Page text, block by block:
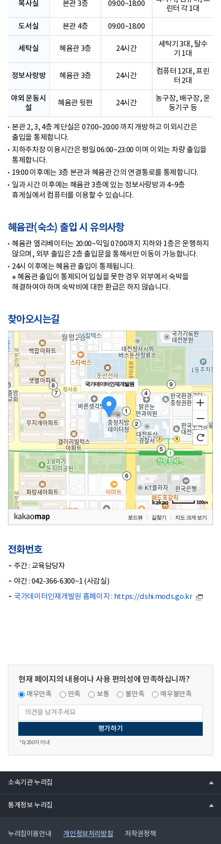
복사실 본관 3층 09:00~18:00
린터 각 1대
도서실 본관 4층 09:00~18:00
세탁실 혜윰관 3층 24시간
세탁기 3대, 탈수
기 1대
정보사랑방 혜윰관 3층 24시간
컴퓨터 12대, 프린
터 2대
야외 운동시
설
혜윰관 뒷편 24시간
농구장, 배구장, 운
동기구 등
본관 2, 3, 4층 계단실은 07:00~20:00 까지 개방하고 이외시간은
출입을 통제합니다.
지하주차장 이용시간은 평일 06:00~23:00 이며 이외는 차량 출입을
통제합니다.
19:00 이후에는 3층 본관과 혜윰관 간의 연결통로를 통제합니다.
일과 시간 이후에는 혜윰관 3층에 있는 정보사랑방과 4~9층
휴게실에서 컴퓨터를 이용할 수 있습니다.
혜윰관(숙소) 출입 시 유의사항
혜윰관 엘리베이터는 20:00~익일 07:00까지 지하와 1층은 운행하지
않으며, 외부 출입은 2층 출입문을 통해서만 이동이 가능합니다.
24시 이후에는 혜윰관 출입이 통제됩니다.
※ 혜윰관 출입이 통제되어 입실을 못한 경우 외부에서 숙박을
해결하여야 하며 숙박비에 대한 환급은 하지 않습니다.
찾아오시는길
국가데이터인재개발원
100m
로드뷰 길찾기 지도 크게 보기
전화번호
주간 : 교육담당자
야간 : 042-366-6300~1 (사감실)
국가데이터인재개발원 홈페이지 : https://dshi.mods.go.kr
현재 페이지의 내용이나 사용 편의성에 만족하십니까?
매우만족 만족 보통 불만족 매우불만족
*0/200자 이내
누리집이용안내 개인정보처리방침 저작권정책
소속기관 누리집
통계정보 누리집